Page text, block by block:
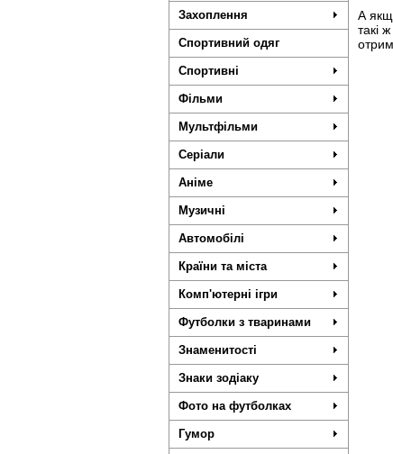
Захоплення
Спортивний одяг
Спортивні
Фільми
Мультфільми
Серіали
Аніме
Музичні
Автомобілі
Країни та міста
Комп'ютерні ігри
Футболки з тваринами
Знаменитості
Знаки зодіаку
Фото на футболках
Гумор
А
такі